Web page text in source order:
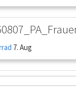
7. Aug